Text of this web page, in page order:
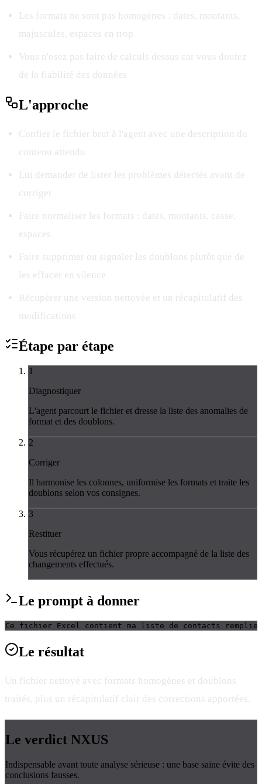
Les formats ne sont pas homogènes : dates, montants,
majuscules, espaces en trop
Vous n'osez pas faire de calculs dessus car vous doutez
de la fiabilité des données
L'approche
Confier le fichier brut à l'agent avec une description du
contenu attendu
Lui demander de lister les problèmes détectés avant de
corriger
Faire normaliser les formats : dates, montants, casse,
espaces
Faire supprimer ou signaler les doublons plutôt que de
les effacer en silence
Récupérer une version nettoyée et un récapitulatif des
modifications
Étape par étape
1
Diagnostiquer
L'agent parcourt le fichier et dresse la liste des anomalies de
format et des doublons.
2
Corriger
Il harmonise les colonnes, uniformise les formats et traite les
doublons selon vos consignes.
3
Restituer
Vous récupérez un fichier propre accompagné de la liste des
changements effectués.
Le prompt à donner
Ce fichier Excel contient ma liste de contacts
Le résultat
Un fichier nettoyé avec formats homogènes et doublons
traités, plus un récapitulatif clair des corrections apportées.
Le verdict NXUS
Indispensable avant toute analyse sérieuse : une base saine évite des
conclusions fausses.